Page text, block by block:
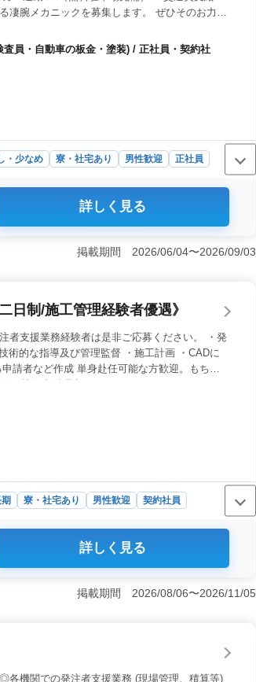
凄腕メカニックを募集します。 ぜひそのお力を
員・自動車の板金・塗装) / 正社員・契約社
・少なめ 寮・社宅あり 男性歓迎
正社員
を完備しており、生活面の負担を抑えなが
験を活かせる業務内容＞ 外車ディーラー
心して長く働ける職場です。
詳しく見る
掲載期間 2026/06/04〜2026/09/03
日制/施工管理経験者優遇》
者支援業務経験者は是非ご応募ください。 ・発
術的な指導及び管理監督 ・施工計画 ・CADに
請者など作成 単身赴任可能な方歓迎。もちろ
の技術者活躍中！！
寮・社宅あり 男性歓迎
契約社員
工管理経験者や発注者支援業務経験者の方
。 ＜働きやすさ＞ 週休2日制で、大津市
で、長期的なキャリアを築けます。技術力
詳しく見る
掲載期間 2026/08/06〜2026/11/05
機関での発注者支援業務 (現場管理、積算等)